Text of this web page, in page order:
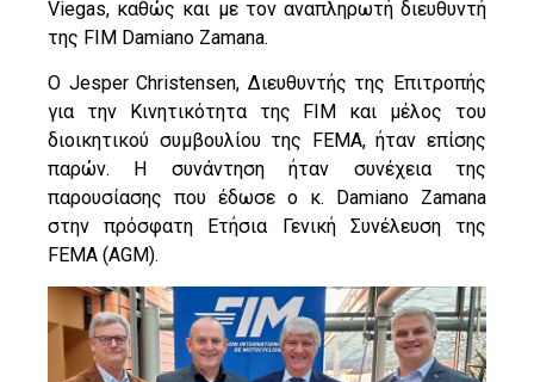
Viegas, καθώς και με τον αναπληρωτή διευθυντή
της FIM Damiano Zamana.
Ο Jesper Christensen, Διευθυντής της Επιτροπής
για την Κινητικότητα της FIM και μέλος του
διοικητικού συμβουλίου της FEMA, ήταν επίσης
παρών. Η συνάντηση ήταν συνέχεια της
παρουσίασης που έδωσε ο κ. Damiano Zamana
στην πρόσφατη Ετήσια Γενική Συνέλευση της
FEMA (AGM).